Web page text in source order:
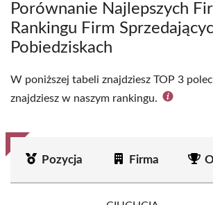
Porównanie Najlepszych
Rankingu Firm
Pobiedziskach
W poniższej tabeli znajdziesz TOP 3
znajdziesz w naszym rankingu.
Pozycja Firma